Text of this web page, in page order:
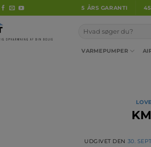
5 ÅRS GARANTI
VARMEPUMPER
UDGIVET DEN 30.